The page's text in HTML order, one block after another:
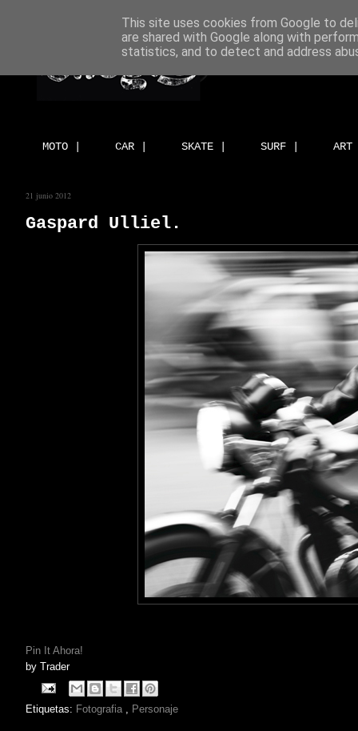
MOTO | CAR | SKATE | SURF |
21 junio 2012
Gaspard Ulliel.
Pin It Ahora!
by Trader
Etiquetas: Fotografia Personaje
This site uses cookies from Google to
are shared with Google along with
statistics, and to detect and address